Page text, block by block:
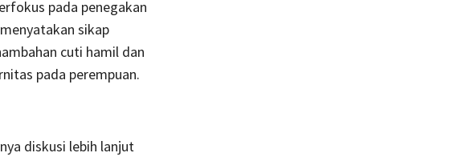
pada penegakan
sikap
cuti hamil dan
pada perempuan.
diskusi lebih lanjut